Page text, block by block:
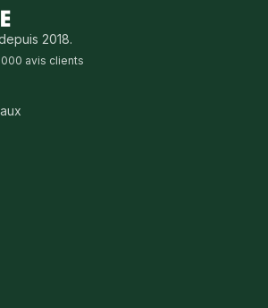
2018.
avis clients